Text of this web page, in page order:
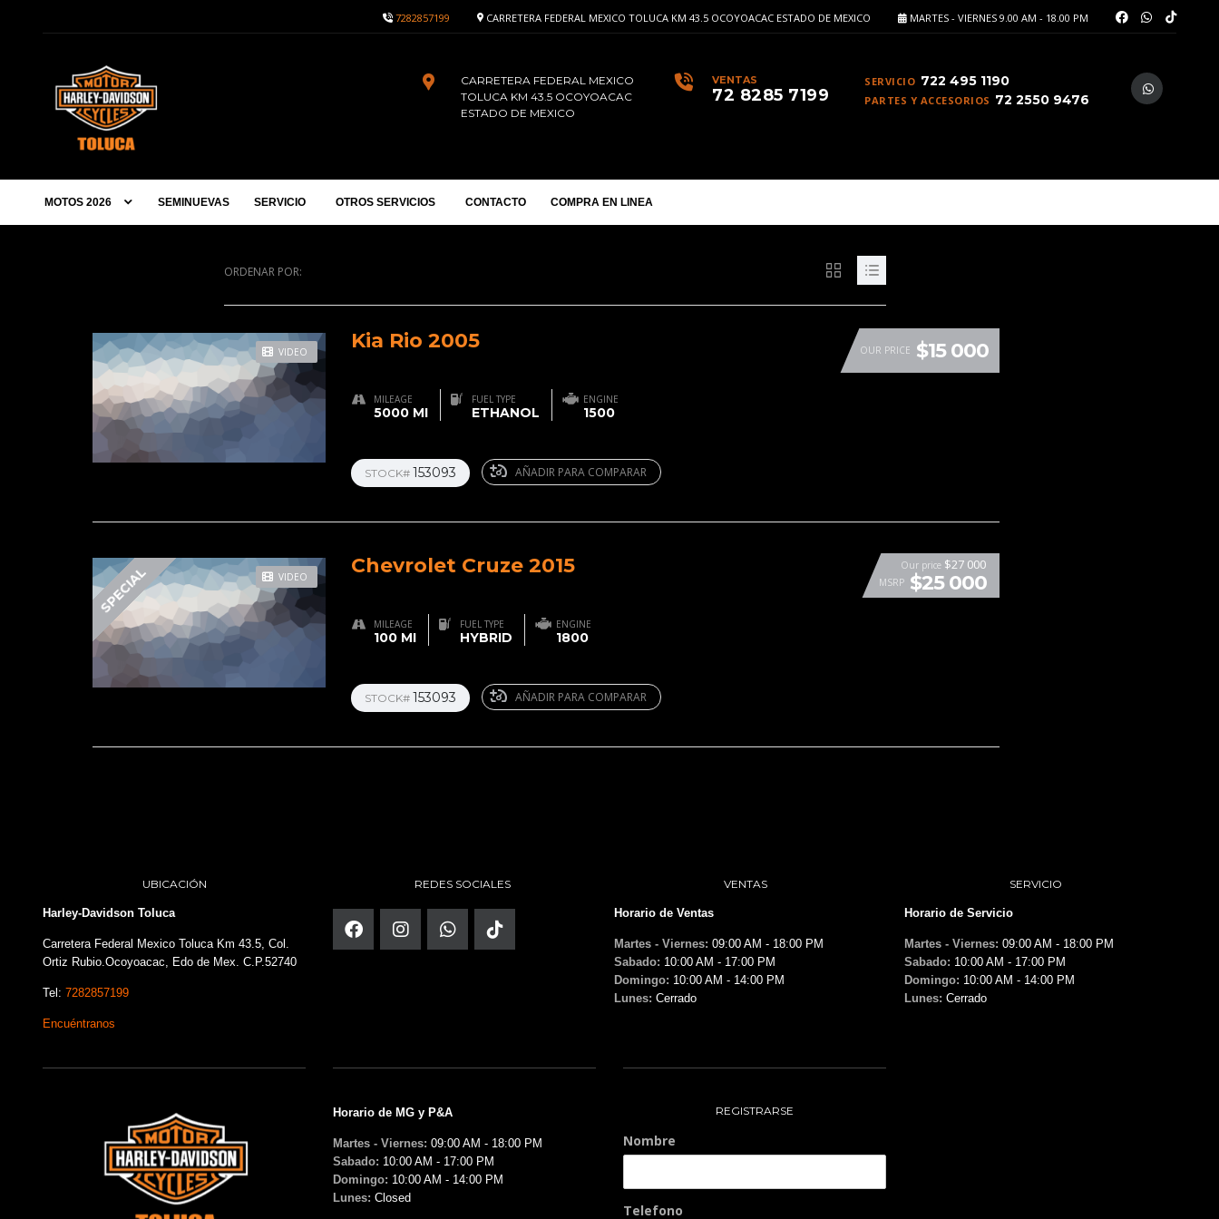
MARTES - VIERNES 9.00 AM - 18.00 PM
CARRETERA FEDERAL MEXICO TOLUCA KM 43.5 OCOYOACAC ESTADO DE MEXICO
7282857199
SERVICIO 722 495 1190
PARTES Y ACCESORIOS 72 2550 9476
VENTAS
72 8285 7199
CARRETERA FEDERAL MEXICO
TOLUCA KM 43.5 OCOYOACAC
ESTADO DE MEXICO
MOTOS 2026 SEMINUEVAS SERVICIO OTROS SERVICIOS CONTACTO COMPRA EN LINEA
ORDENAR POR:
VIDEO OUR PRICE $15 000
Kia Rio 2005
MILEAGE
5000 MI
FUEL TYPE
ETHANOL
ENGINE
1500
STOCK# 153093 AÑADIR PARA COMPARAR
VIDEO
SPECIAL Our price $27 000
MSRP $25 000
Chevrolet Cruze 2015
MILEAGE
100 MI
FUEL TYPE
HYBRID
ENGINE
1800
STOCK# 153093 AÑADIR PARA COMPARAR
UBICACIÓN
Harley-Davidson Toluca
Carretera Federal Mexico Toluca Km 43.5, Col.
Ortiz Rubio.Ocoyoacac, Edo de Mex. C.P.52740
Tel: 7282857199
Encuéntranos
REDES SOCIALES VENTAS
Horario de Ventas
Martes - Viernes: 09:00 AM - 18:00 PM
Sabado: 10:00 AM - 17:00 PM
Domingo: 10:00 AM - 14:00 PM
Lunes: Cerrado
SERVICIO
Horario de Servicio
Martes - Viernes: 09:00 AM - 18:00 PM
Sabado: 10:00 AM - 17:00 PM
Domingo: 10:00 AM - 14:00 PM
Lunes: Cerrado
Horario de MG y P&A
Martes - Viernes: 09:00 AM - 18:00 PM
Sabado: 10:00 AM - 17:00 PM
Domingo: 10:00 AM - 14:00 PM
Lunes: Closed
REGISTRARSE
Nombre
Telefono